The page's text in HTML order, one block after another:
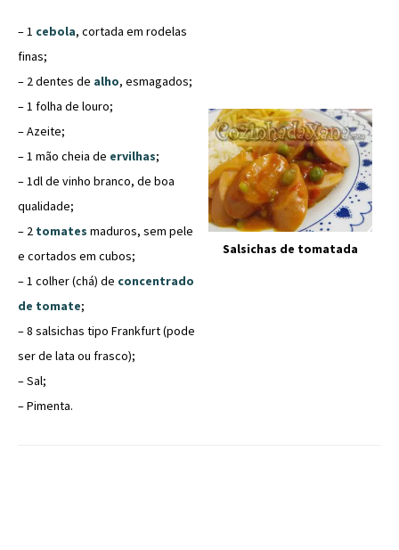
– 1 cebola, cortada em rodelas
finas;
– 2 dentes de alho, esmagados;
– 1 folha de louro;
– Azeite;
– 1 mão cheia de ervilhas;
– 1dl de vinho branco, de boa
qualidade;
– 2 tomates maduros, sem pele
e cortados em cubos;
– 1 colher (chá) de concentrado
de tomate;
– 8 salsichas tipo Frankfurt (pode
ser de lata ou frasco);
– Sal;
– Pimenta.
Salsichas de tomatada